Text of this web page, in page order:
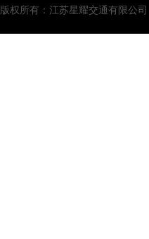
版权所有：江苏星耀交通有限公司